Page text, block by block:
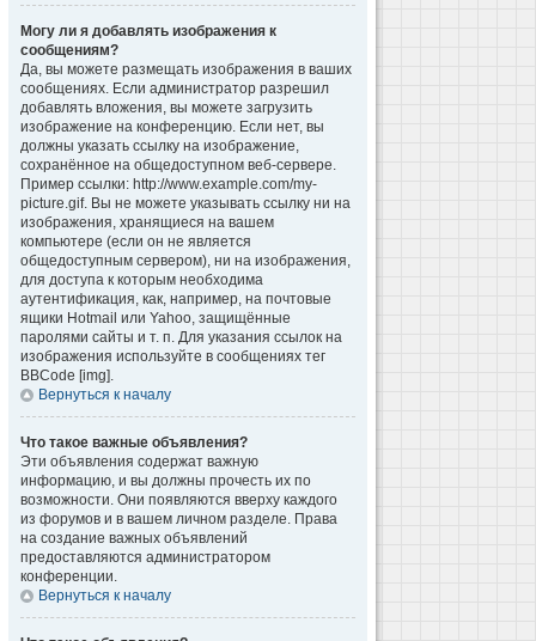
Могу ли я добавлять изображения к
сообщениям?
Да, вы можете размещать изображения в ваших
сообщениях. Если администратор разрешил
добавлять вложения, вы можете загрузить
изображение на конференцию. Если нет, вы
должны указать ссылку на изображение,
сохранённое на общедоступном веб-сервере.
Пример ссылки: http://www.example.com/my-
picture.gif. Вы не можете указывать ссылку ни на
изображения, хранящиеся на вашем
компьютере (если он не является
общедоступным сервером), ни на изображения,
для доступа к которым необходима
аутентификация, как, например, на почтовые
ящики Hotmail или Yahoo, защищённые
паролями сайты и т. п. Для указания ссылок на
изображения используйте в сообщениях тег
BBCode [img].
Вернуться к началу
Что такое важные объявления?
Эти объявления содержат важную
информацию, и вы должны прочесть их по
возможности. Они появляются вверху каждого
из форумов и в вашем личном разделе. Права
на создание важных объявлений
предоставляются администратором
конференции.
Вернуться к началу